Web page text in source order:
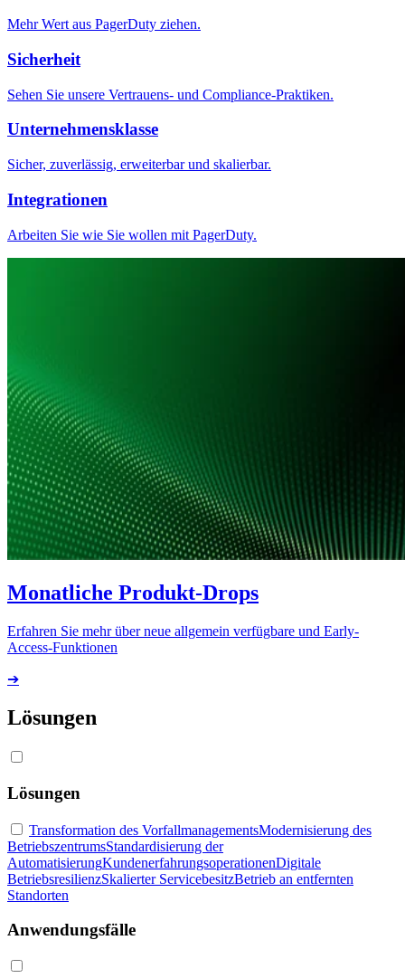
Mehr Wert aus PagerDuty ziehen.
Sicherheit
Sehen Sie unsere Vertrauens- und Compliance-Praktiken.
Unternehmensklasse
Sicher, zuverlässig, erweiterbar und skalierbar.
Integrationen
Arbeiten Sie wie Sie wollen mit PagerDuty.
Monatliche Produkt-Drops
Erfahren Sie mehr über neue allgemein verfügbare und Early-
Access-Funktionen
➔
Lösungen
Lösungen
Transformation des VorfallmanagementsModernisierung des
BetriebszentrumsStandardisierung der
AutomatisierungKundenerfahrungsoperationenDigitale
BetriebsresilienzSkalierter ServicebesitzBetrieb an entfernten
Standorten
Anwendungsfälle